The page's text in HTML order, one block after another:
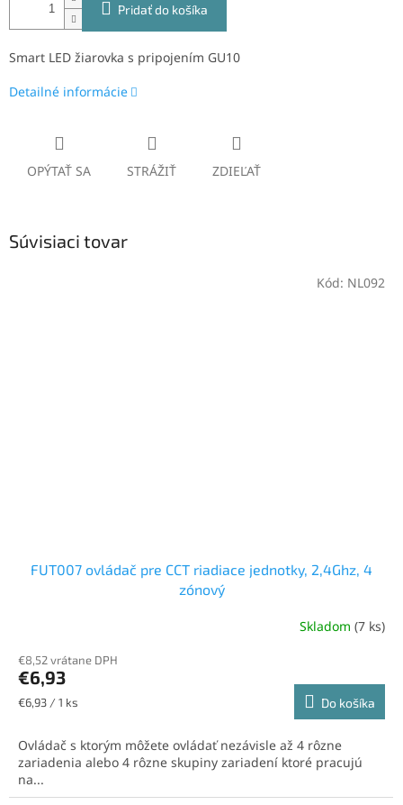
Pridať do košíka
Smart LED žiarovka s pripojením GU10
Detailné informácie
OPÝTAŤ SA STRÁŽIŤ ZDIEĽAŤ
Súvisiaci tovar
FUT007 ovládač pre CCT riadiace jednotky, 2,4Ghz, 4
zónový
produktu
je
5,0
hviezdičiek.
Skladom(7 ks)
€8,52 vrátane DPH
€6,93
Jednotková
€6,93 / 1 ks Do košíka
Ovládač s ktorým môžete ovládať nezávisle až 4 rôzne
zariadenia alebo 4 rôzne skupiny zariadení ktoré pracujú
na...
Kód: NL092